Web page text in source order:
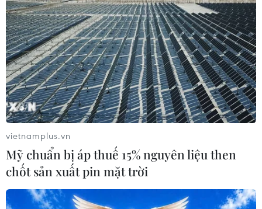
Một đoạn đường bị nứt sau động đất tại tỉnh Nam Cotabato,
Philippines ngày 8/6/2026. (Ảnh: THX/TTXVN)
Theo phóng viên TTXVN tại Đông Nam Á, Đại sứ
quán Việt Nam tại Philippines vừa thông báo
chưa nhận được thông tin về người Việt thương
vong trong trận động đất, sóng thần ở
Mindanao. Khu vực này không có nhiều người
Việt sinh sống.
Hiện Đại sứ quán vẫn đang theo dõi sát sao và
vietnamplus.vn
Mỹ chuẩn bị áp thuế 15% nguyên liệu then
chốt sản xuất pin mặt trời